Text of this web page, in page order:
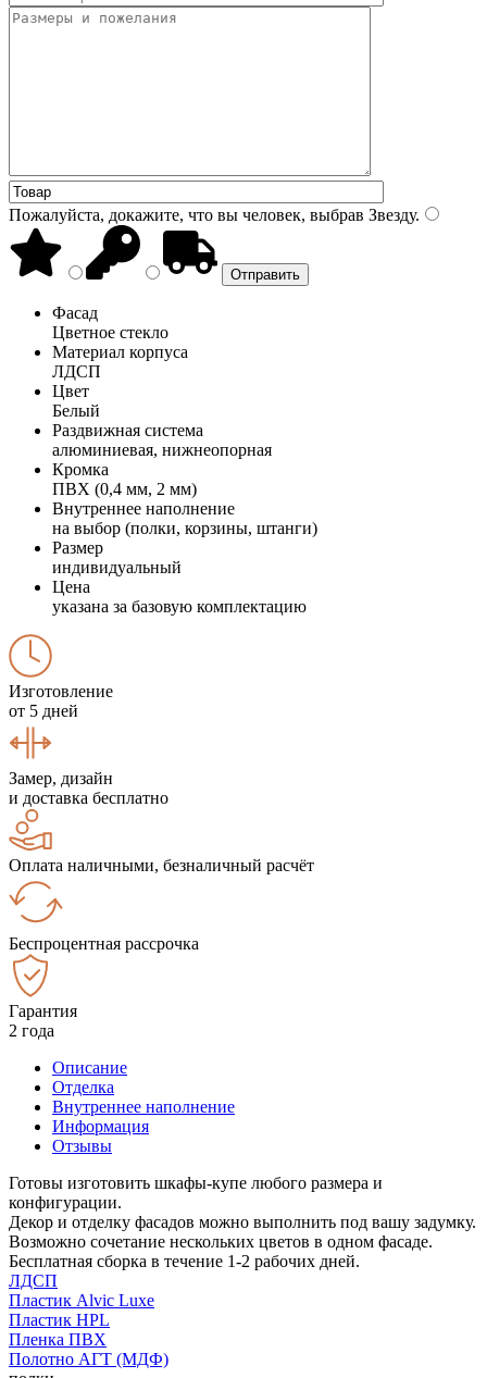
Пожалуйста, докажите, что вы человек, выбрав Звезду.
Фасад
Цветное стекло
Материал корпуса
ЛДСП
Цвет
Белый
Раздвижная система
алюминиевая, нижнеопорная
Кромка
ПВХ (0,4 мм, 2 мм)
Внутреннее наполнение
на выбор (полки, корзины, штанги)
Размер
индивидуальный
Цена
указана за базовую комплектацию
Изготовление
от 5 дней
Замер, дизайн
и доставка бесплатно
Оплата наличными, безналичный расчёт
Беспроцентная рассрочка
Гарантия
2 года
Описание
Отделка
Внутреннее наполнение
Информация
Отзывы
Готовы изготовить шкафы-купе любого размера и
конфигурации.
Декор и отделку фасадов можно выполнить под вашу задумку.
Возможно сочетание нескольких цветов в одном фасаде.
Бесплатная сборка в течение 1-2 рабочих дней.
ЛДСП
Пластик Alvic Luxe
Пластик HPL
Пленка ПВХ
Полотно АГТ (МДФ)